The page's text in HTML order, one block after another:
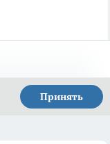
Принять